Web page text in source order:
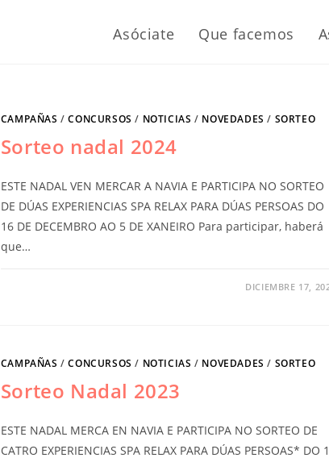
Asóciate Que facemos
CAMPAÑAS /CONCURSOS / NOTICIAS / NOVEDADES / SORTEO
Sorteo nadal 2024
ESTE NADAL VEN MERCAR A NAVIA E PARTICIPA NO SORTEO
DE DÚAS EXPERIENCIAS SPA RELAX PARA DÚAS PERSOAS DO
16 DE DECEMBRO AO 5 DE XANEIRO Para participar, haberá
que…
DICIEMBRE 17,
CAMPAÑAS /CONCURSOS / NOTICIAS / NOVEDADES / SORTEO
Sorteo Nadal 2023
ESTE NADAL MERCA EN NAVIA E PARTICIPA NO SORTEO DE
CATRO EXPERIENCIAS SPA RELAX PARA DÚAS PERSOAS* DO